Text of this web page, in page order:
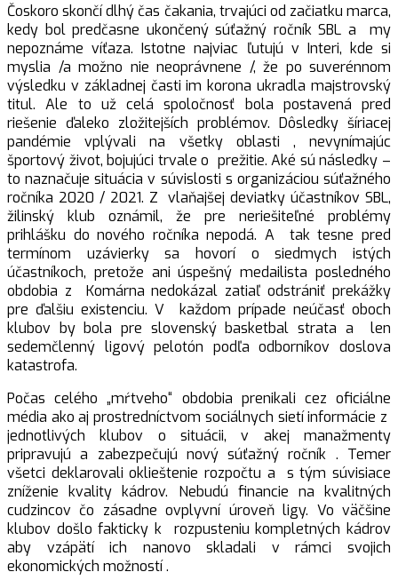
Čoskoro skončí dlhý čas čakania, trvajúci od začiatku marca,
kedy bol predčasne ukončený súťažný ročník SBL a my
nepoznáme víťaza. Istotne najviac ľutujú v Interi, kde si
myslia /a možno nie neoprávnene /, že po suverénnom
výsledku v základnej časti im korona ukradla majstrovský
titul. Ale to už celá spoločnosť bola postavená pred
riešenie ďaleko zložitejších problémov. Dôsledky šíriacej
pandémie vplývali na všetky oblasti , nevynímajúc
športový život, bojujúci trvale o prežitie. Aké sú následky –
to naznačuje situácia v súvislosti s organizáciou súťažného
ročníka 2020 / 2021. Z vlaňajšej deviatky účastníkov SBL,
žilinský klub oznámil, že pre neriešiteľné problémy
prihlášku do nového ročníka nepodá. A tak tesne pred
termínom uzávierky sa hovorí o siedmych istých
účastníkoch, pretože ani úspešný medailista posledného
obdobia z Komárna nedokázal zatiaľ odstrániť prekážky
pre ďalšiu existenciu. V každom prípade neúčasť oboch
klubov by bola pre slovenský basketbal strata a len
sedemčlenný ligový pelotón podľa odborníkov doslova
katastrofa.
Počas celého „mŕtveho“ obdobia prenikali cez oficiálne
média ako aj prostredníctvom sociálnych sietí informácie z
jednotlivých klubov o situácii, v akej manažmenty
pripravujú a zabezpečujú nový súťažný ročník . Temer
všetci deklarovali oklieštenie rozpočtu a s tým súvisiace
zníženie kvality kádrov. Nebudú financie na kvalitných
cudzincov čo zásadne ovplyvní úroveň ligy. Vo väčšine
klubov došlo fakticky k rozpusteniu kompletných kádrov
aby vzápätí ich nanovo skladali v rámci svojich
ekonomických možností .